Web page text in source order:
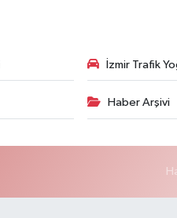
İzmir Trafik
Haber Arşivi